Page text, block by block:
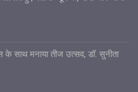
के साथ मनाया तीज उत्सव, डॉ. सुनीता